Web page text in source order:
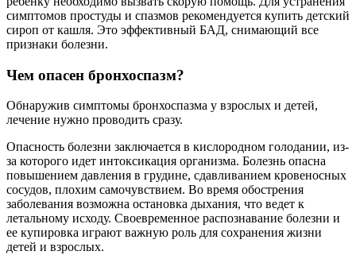
симптомов простуды и спазмов рекомендуется купить детский
сироп от кашля. Это эффективный БАД, снимающий все
признаки болезни.
Чем опасен бронхоспазм?
Обнаружив симптомы бронхоспазма у взрослых и детей,
лечение нужно проводить сразу.
Опасность болезни заключается в кислородном голодании, из-
за которого идет интоксикация организма. Болезнь опасна
повышением давления в грудине, сдавливанием кровеносных
сосудов, плохим самочувствием. Во время обострения
заболевания возможна остановка дыхания, что ведет к
летальному исходу. Своевременное распознавание болезни и
ее купировка играют важную роль для сохранения жизни
детей и взрослых.